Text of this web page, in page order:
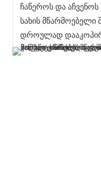
ჩაწეროს და აჩვენოს
სახის მწარმოებელი
დროულად